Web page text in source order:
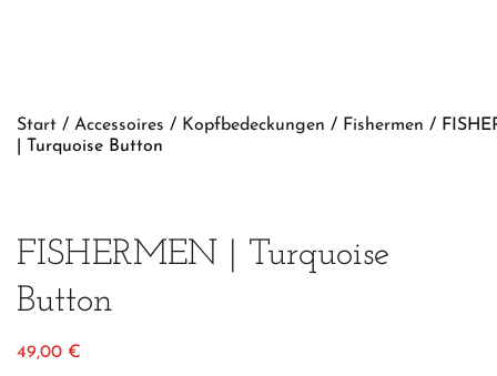
Start / Accessoires / Kopfbedeckungen / Fishermen /
| Turquoise Button
FISHERMEN | Turquoise
Button
49,00 €